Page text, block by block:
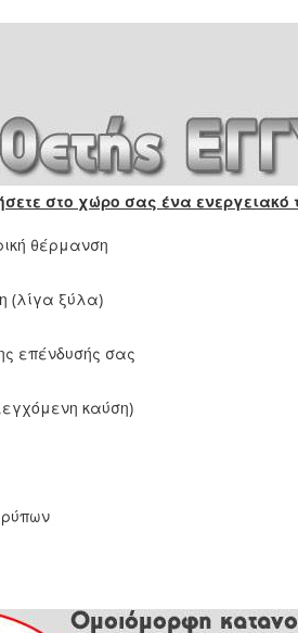
στο χώρο σας ένα
θέρμανση
(λίγα ξύλα)
επένδυσής σας
καύση)